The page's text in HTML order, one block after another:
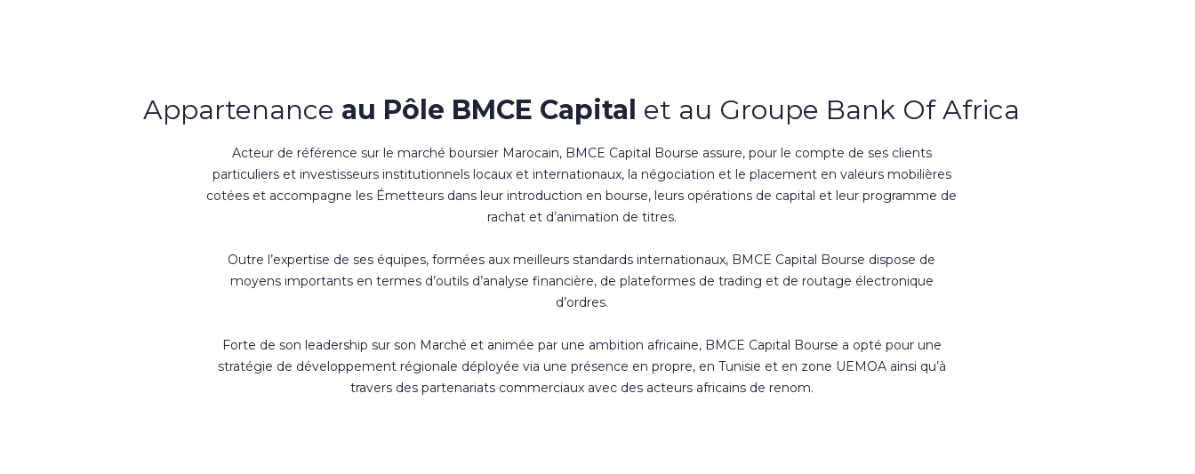
Appartenance au Pôle BMCE Capital et au Groupe Bank Of Africa
Acteur de référence sur le marché boursier Marocain, BMCE Capital Bourse assure, pour le compte de ses clients
particuliers et investisseurs institutionnels locaux et internationaux, la négociation et le placement en valeurs mobilières
cotées et accompagne les Émetteurs dans leur introduction en bourse, leurs opérations de capital et leur programme de
rachat et d’animation de titres.
Outre l’expertise de ses équipes, formées aux meilleurs standards internationaux, BMCE Capital Bourse dispose de
moyens importants en termes d’outils d’analyse financière, de plateformes de trading et de routage électronique
d’ordres.
Forte de son leadership sur son Marché et animée par une ambition africaine, BMCE Capital Bourse a opté pour une
stratégie de développement régionale déployée via une présence en propre, en Tunisie et en zone UEMOA ainsi qu’à
travers des partenariats commerciaux avec des acteurs africains de renom.